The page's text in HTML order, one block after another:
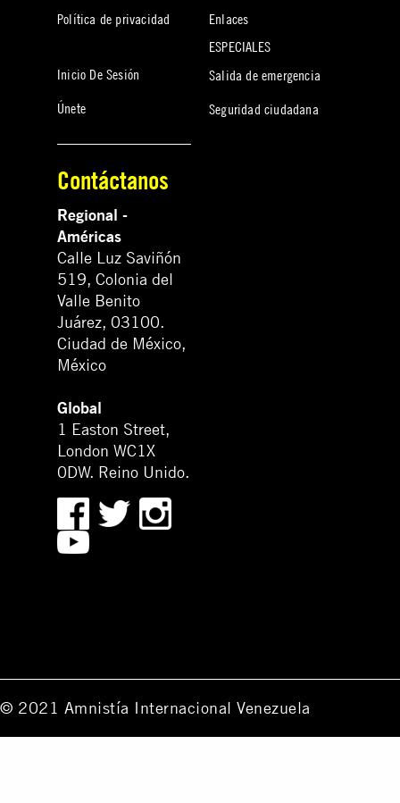
Política de privacidad
Inicio De Sesión
Únete
Enlaces
ESPECIALES
Salida de emergencia
Seguridad ciudadana
Contáctanos
Regional -
Américas
Calle Luz Saviñón
519, Colonia del
Valle Benito
Juárez, 03100.
Ciudad de México,
México
Global
1 Easton Street,
London WC1X
0DW. Reino Unido.
© 2021 Amnistía Internacional Venezuela